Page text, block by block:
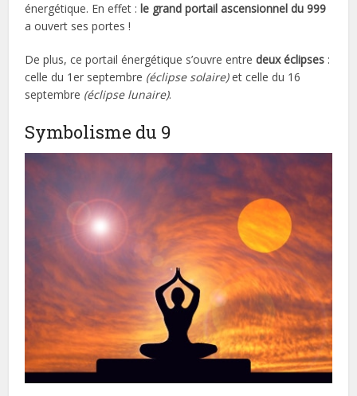
énergétique. En effet : le grand portail ascensionnel du 999
a ouvert ses portes !
De plus, ce portail énergétique s’ouvre entre deux éclipses :
celle du 1er septembre (éclipse solaire)et celle du 16
septembre (éclipse lunaire).
Symbolisme du 9